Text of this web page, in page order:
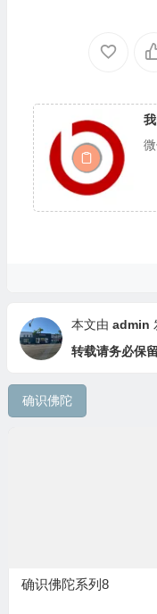
本文由 admin
转载请务必保
确识佛陀
确识佛陀系列8